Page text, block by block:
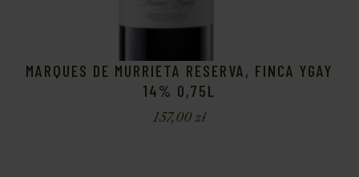
MARQUES DE MURRIETA RESERVA, FINCA YGAY
14% 0,75L
157,00zł